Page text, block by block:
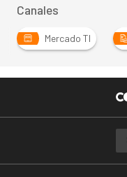
Canales
Mercado TI